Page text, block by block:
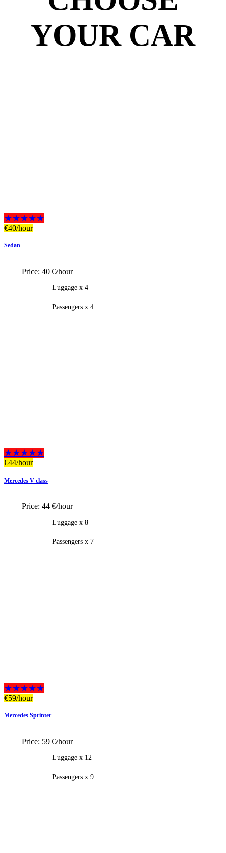
YOUR CAR
★★★★★
€40/hour
Sedan
Price: 40 €/hour
Luggage x 4
Passengers x 4
★★★★★
€44/hour
Mercedes V class
Price: 44 €/hour
Luggage x 8
Passengers x 7
★★★★★
€59/hour
Mercedes Sprinter
Price: 59 €/hour
Luggage x 12
Passengers x 9